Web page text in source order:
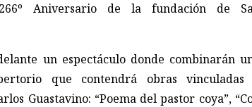
Aniversario de la fundación de
un espectáculo donde combinarán
que contendrá obras vinculadas
Guastavino: “Poema del pastor coya”,